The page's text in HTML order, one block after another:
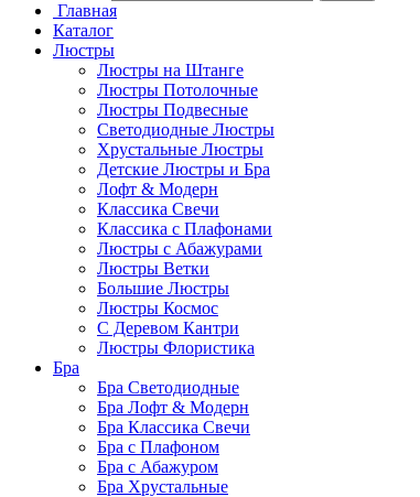
Главная
Каталог
Люстры
Люстры на Штанге
Люстры Потолочные
Люстры Подвесные
Светодиодные Люстры
Хрустальные Люстры
Детские Люстры и Бра
Лофт & Модерн
Классика Свечи
Классика с Плафонами
Люстры с Абажурами
Люстры Ветки
Большие Люстры
Люстры Космос
С Деревом Кантри
Люстры Флористика
Бра
Бра Светодиодные
Бра Лофт & Модерн
Бра Классика Свечи
Бра с Плафоном
Бра с Абажуром
Бра Хрустальные